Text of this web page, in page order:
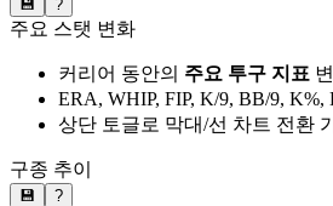
💾 ?
주요 스탯 변화
커리어 동안의 주요 투구 지표
ERA, WHIP, FIP, K/9, BB/9,
상단 토글로 막대/선 차트 전환
구종 추이
💾 ?